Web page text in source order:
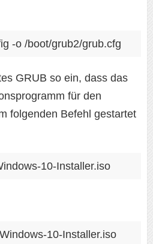
-o /boot/grub2/grub.cfg
GRUB so ein, dass das
für den
folgenden Befehl gestartet
10-Installer.iso
10-Installer.iso